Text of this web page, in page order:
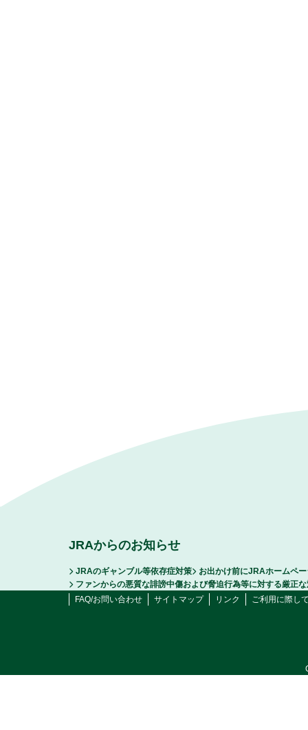
JRAからのお知らせ
JRAのギャンブル等依存症対策
お出かけ前にJRAホームペ
ファンからの悪質な誹謗中傷および脅迫行為等に対する厳正
FAQ/お問い合わせ
サイトマップ リンク ご利用に際し